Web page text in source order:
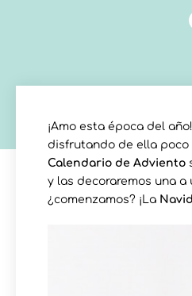
¡Amo esta época del
disfrutando de ella poco
Calendario de Adviento
y las decoraremos una
¿comenzamos? ¡La